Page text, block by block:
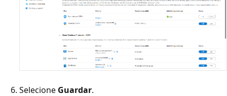
Selecione Guardar.